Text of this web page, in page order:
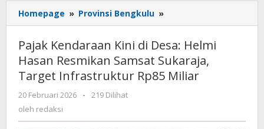
Homepage » Provinsi Bengkulu »
Kendaraan
di
Desa:
Helmi
Sukaraja,
Pajak Kendaraan Kini di Desa: Helmi
Hasan Resmikan Samsat Sukaraja,
Target Infrastruktur Rp85 Miliar
20 Februari 2026
oleh
-
219 Dilihat
oleh redaksi